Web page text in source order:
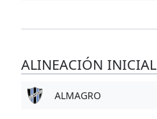
ALINEACIÓN INICIAL
ALMAGRO